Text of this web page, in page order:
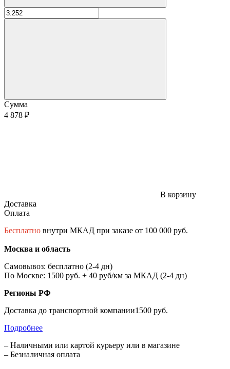
Сумма
4 878 ₽
В корзину
Доставка
Оплата
Бесплатно внутри МКАД при заказе от 100 000 руб.
Москва и область
Самовывоз: бесплатно (2-4 дн)
По Москве: 1500 руб. + 40 руб/км за МКАД (2-4 дн)
Регионы РФ
Доставка до транспортной компании1500 руб.
Подробнее
– Наличными или картой курьеру или в магазине
– Безналичная оплата